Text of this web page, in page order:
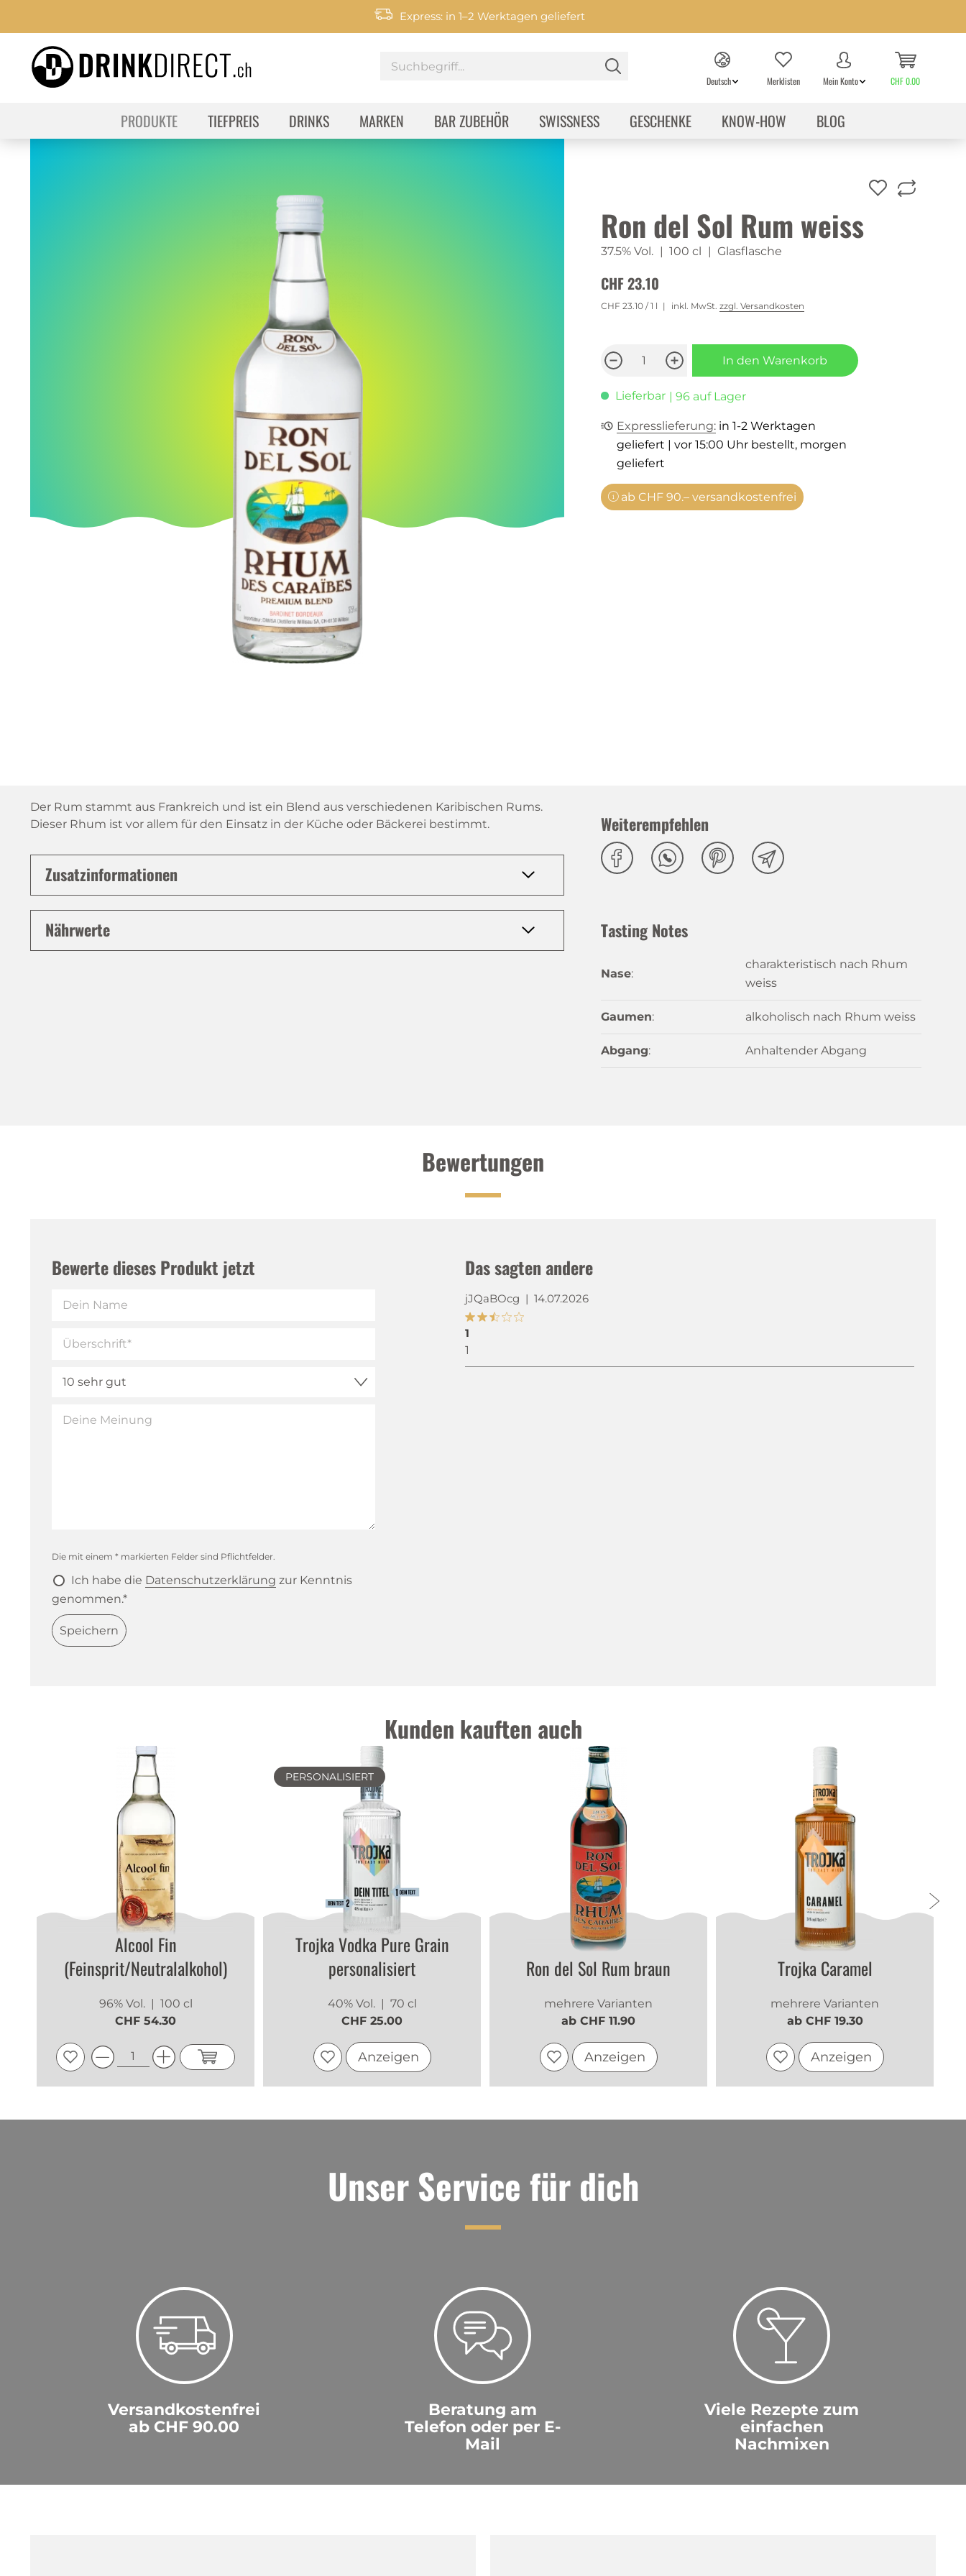
Express: in 1–2 Werktagen geliefert
Deutsch Merklisten Mein Konto CHF 0.00
PRODUKTE TIEFPREIS DRINKS MARKEN BAR ZUBEHÖR SWISSNESS GESCHENKE KNOW-HOW BLOG
Ron del Sol Rum weiss
37.5% Vol. | 100 cl | Glasflasche
CHF 23.10
CHF 23.10/ 1 l inkl. MwSt. zzgl. Versandkosten
In den Warenkorb
Lieferbar | 96 auf Lager
Expresslieferung:in 1-2 Werktagen
geliefert | vor 15:00 Uhr bestellt, morgen
geliefert
ab CHF 90.– versandkostenfrei
Der Rum stammt aus Frankreich und ist ein Blend aus verschiedenen Karibischen Rums.
Dieser Rhum ist vor allem für den Einsatz in der Küche oder Bäckerei bestimmt.
Zusatzinformationen
Nährwerte
Weiterempfehlen
Tasting Notes
Nase:
charakteristisch nach Rhum
weiss
Gaumen: alkoholisch nach Rhum weiss
Abgang: Anhaltender Abgang
Bewertungen
Das sagten andere
jJQaBOcg | 14.07.2026
1
1
Bewerte dieses Produkt jetzt
Die mit einem * markierten Felder sind Pflichtfelder.
Ich habe die Datenschutzerklärung zur Kenntnis
genommen.*
Speichern
Kunden kauften auch
Alcool Fin
(Feinsprit/Neutralalkohol)
96% Vol.
| 100 cl
CHF 54.30
PERSONALISIERT
Trojka Vodka Pure Grain
personalisiert
40% Vol.
| 70 cl
CHF 25.00
Anzeigen
Ron del Sol Rum braun
mehrere Varianten
ab CHF 11.90
Anzeigen
Trojka Caramel
mehrere Varianten
ab CHF 19.30
Anzeigen
Unser Service für dich
Versandkostenfrei
ab CHF 90.00
Beratung am
Telefon oder per E-
Mail
Viele Rezepte zum
einfachen
Nachmixen